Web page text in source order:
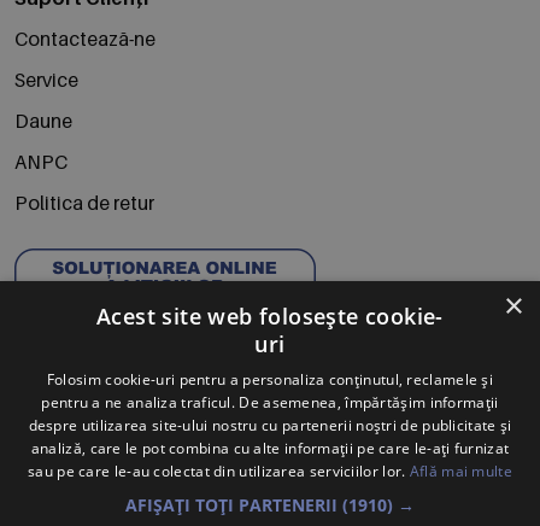
Contactează-ne
Service
Daune
ANPC
Politica de retur
Abonează-te la Newsletter
Te anunțăm când avem oferte noi și promoții la mărcile
×
Acest site web folosește cookie-
uri
Folosim cookie-uri pentru a personaliza conținutul, reclamele și
pentru a ne analiza traficul. De asemenea, împărtășim informații
despre utilizarea site-ului nostru cu partenerii noștri de publicitate și
analiză, care le pot combina cu alte informații pe care le-ați furnizat
sau pe care le-au colectat din utilizarea serviciilor lor. Află mai multe
AFIȘAȚI TOȚI PARTENERII (1910) →